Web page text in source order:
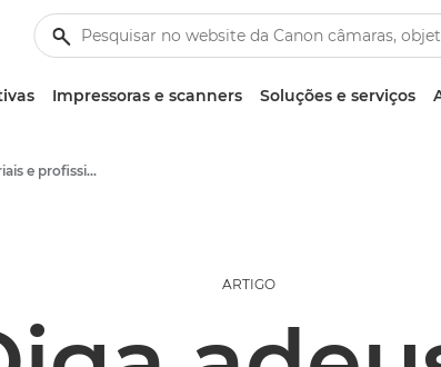
Impressoras e scanners Soluções e serviços
Artigos empresariais e profissionais
ARTIGO